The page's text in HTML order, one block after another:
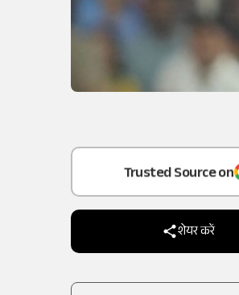
Trusted Source on
शेयर करें